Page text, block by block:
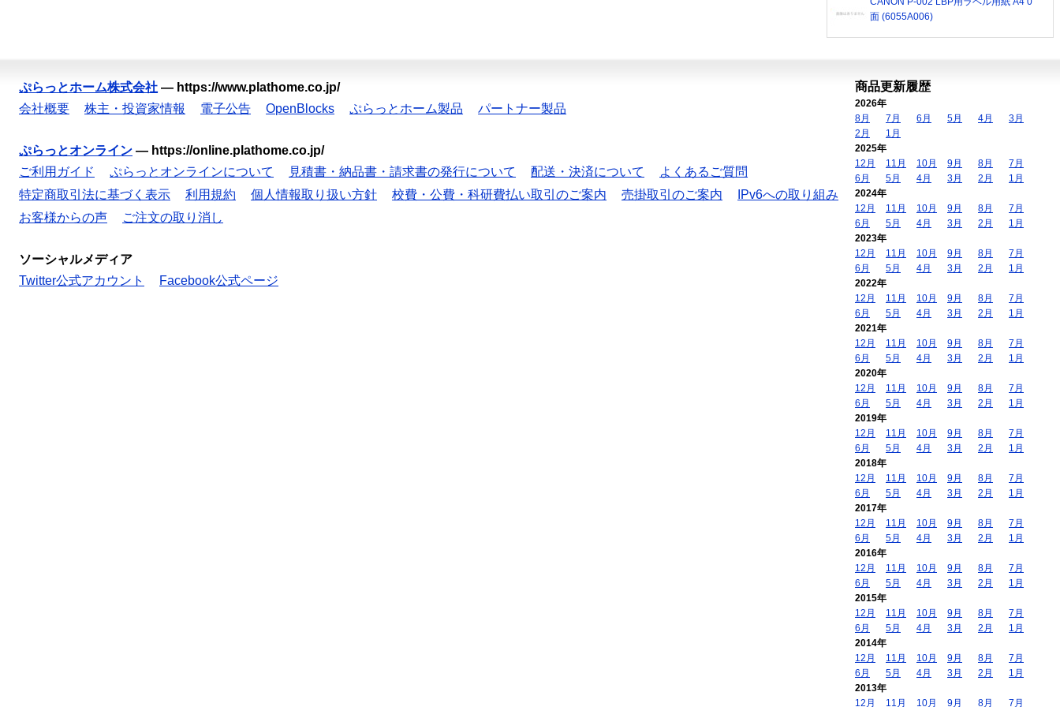
面 (6055A006)
ぷらっとホーム株式会社 — https://www.plathome.co.jp/
会社概要
株主・投資家情報 電子公告 OpenBlocks ぷらっとホーム製品 パートナー製品
ぷらっとオンライン — https://online.plathome.co.jp/
ご利用ガイド
ぷらっとオンラインについて 見積書・納品書・請求書の発行について 配送・決済について
よくあるご質問
特定商取引法に基づく表示
利用規約 個人情報取り扱い方針 校費・公費・科研費払い取引のご案内 売掛取引のご案内
IPv6への取り組み
お客様からの声
ご注文の取り消し
ソーシャルメディア
Twitter公式アカウント
Facebook公式ページ
商品更新履歴
2026年
8月
7月 6月 5月 4月
3月
2月
1月
2025年
12月
11月 10月 9月 8月
7月
6月
5月 4月 3月 2月
1月
2024年
12月
11月 10月 9月 8月
7月
6月
5月 4月 3月 2月
1月
2023年
12月
11月 10月 9月 8月
7月
6月
5月 4月 3月 2月
1月
2022年
12月
11月 10月 9月 8月
7月
6月
5月 4月 3月 2月
1月
2021年
12月
11月 10月 9月 8月
7月
6月
5月 4月 3月 2月
1月
2020年
12月
11月 10月 9月 8月
7月
6月
5月 4月 3月 2月
1月
2019年
12月
11月 10月 9月 8月
7月
6月
5月 4月 3月 2月
1月
2018年
12月
11月 10月 9月 8月
7月
6月
5月 4月 3月 2月
1月
2017年
12月
11月 10月 9月 8月
7月
6月
5月 4月 3月 2月
1月
2016年
12月
11月 10月 9月 8月
7月
6月
5月 4月 3月 2月
1月
2015年
12月
11月 10月 9月 8月
7月
6月
5月 4月 3月 2月
1月
2014年
12月
11月 10月 9月 8月
7月
6月
5月 4月 3月 2月
1月
2013年
12月
11月 10月 9月 8月 7月